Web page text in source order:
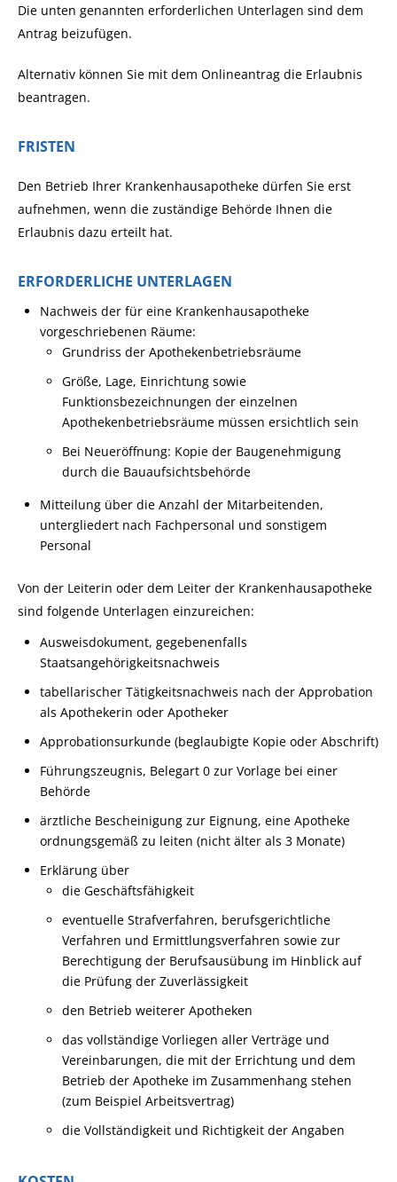
Die unten genannten erforderlichen Unterlagen sind dem
Antrag beizufügen.
Alternativ können Sie mit dem Onlineantrag die Erlaubnis
beantragen.
FRISTEN
Den Betrieb Ihrer Krankenhausapotheke dürfen Sie erst
aufnehmen, wenn die zuständige Behörde Ihnen die
Erlaubnis dazu erteilt hat.
ERFORDERLICHE UNTERLAGEN
Nachweis der für eine Krankenhausapotheke
vorgeschriebenen Räume:
Grundriss der Apothekenbetriebsräume
Größe, Lage, Einrichtung sowie
Funktionsbezeichnungen der einzelnen
Apothekenbetriebsräume müssen ersichtlich sein
Bei Neueröffnung: Kopie der Baugenehmigung
durch die Bauaufsichtsbehörde
Mitteilung über die Anzahl der Mitarbeitenden,
untergliedert nach Fachpersonal und sonstigem
Personal
Von der Leiterin oder dem Leiter der Krankenhausapotheke
sind folgende Unterlagen einzureichen:
Ausweisdokument, gegebenenfalls
Staatsangehörigkeitsnachweis
tabellarischer Tätigkeitsnachweis nach der Approbation
als Apothekerin oder Apotheker
Approbationsurkunde (beglaubigte Kopie oder Abschrift)
Führungszeugnis, Belegart 0 zur Vorlage bei einer
Behörde
ärztliche Bescheinigung zur Eignung, eine Apotheke
ordnungsgemäß zu leiten (nicht älter als 3 Monate)
Erklärung über
die Geschäftsfähigkeit
eventuelle Strafverfahren, berufsgerichtliche
Verfahren und Ermittlungsverfahren sowie zur
Berechtigung der Berufsausübung im Hinblick auf
die Prüfung der Zuverlässigkeit
den Betrieb weiterer Apotheken
das vollständige Vorliegen aller Verträge und
Vereinbarungen, die mit der Errichtung und dem
Betrieb der Apotheke im Zusammenhang stehen
(zum Beispiel Arbeitsvertrag)
die Vollständigkeit und Richtigkeit der Angaben